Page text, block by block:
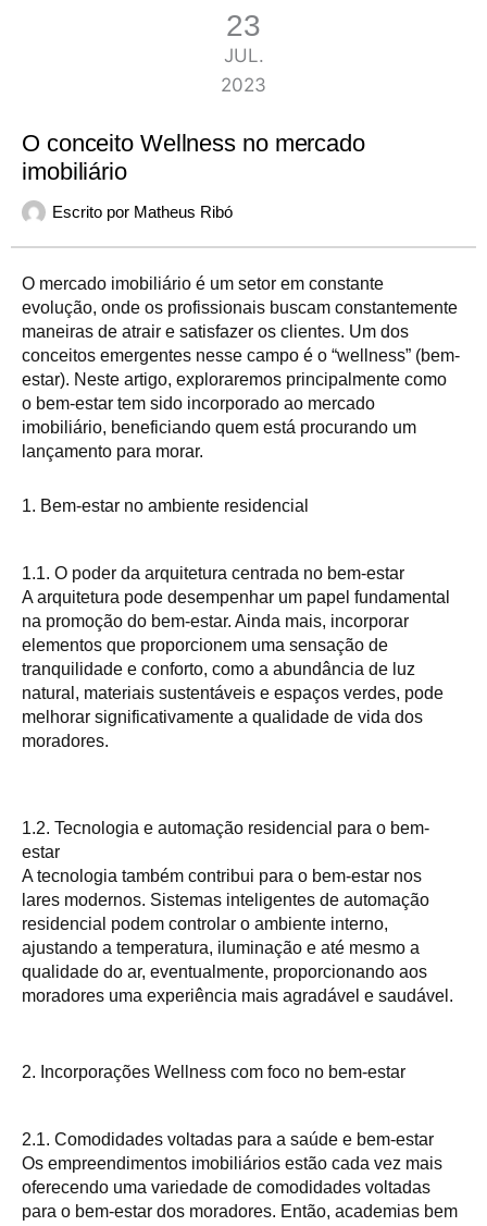
23
JUL.
2023
O conceito Wellness no mercado
imobiliário
Escrito por Matheus Ribó
O mercado imobiliário é um setor em constante
evolução, onde os profissionais buscam constantemente
maneiras de atrair e satisfazer os clientes. Um dos
conceitos emergentes nesse campo é o “wellness” (bem-
estar). Neste artigo, exploraremos principalmente como
o bem-estar tem sido incorporado ao mercado
imobiliário, beneficiando quem está procurando um
lançamento para morar.
1. Bem-estar no ambiente residencial
1.1. O poder da arquitetura centrada no bem-estar
A arquitetura pode desempenhar um papel fundamental
na promoção do bem-estar. Ainda mais, incorporar
elementos que proporcionem uma sensação de
tranquilidade e conforto, como a abundância de luz
natural, materiais sustentáveis e espaços verdes, pode
melhorar significativamente a qualidade de vida dos
moradores.
1.2. Tecnologia e automação residencial para o bem-
estar
A tecnologia também contribui para o bem-estar nos
lares modernos. Sistemas inteligentes de automação
residencial podem controlar o ambiente interno,
ajustando a temperatura, iluminação e até mesmo a
qualidade do ar, eventualmente, proporcionando aos
moradores uma experiência mais agradável e saudável.
2. Incorporações Wellness com foco no bem-estar
2.1. Comodidades voltadas para a saúde e bem-estar
Os empreendimentos imobiliários estão cada vez mais
oferecendo uma variedade de comodidades voltadas
para o bem-estar dos moradores. Então, academias bem